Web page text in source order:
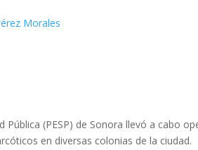
Morales
Pública (PESP) de Sonora llevó a cabo
en diversas colonias de la ciudad.